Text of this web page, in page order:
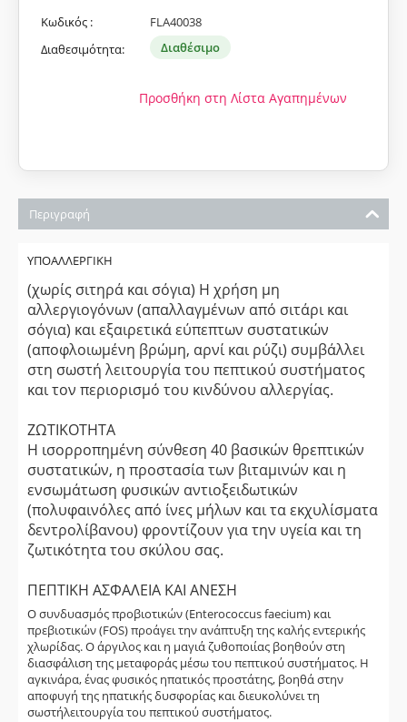
Κωδικός :
FLA40038
Διαθεσιμότητα:
Διαθέσιμο
Προσθήκη στη Λίστα Αγαπημένων
Περιγραφή
ΥΠΟΑΛΛΕΡΓΙΚΗ
(χωρίς σιτηρά και σόγια) Η χρήση μη
αλλεργιογόνων (απαλλαγμένων από σιτάρι και
σόγια) και εξαιρετικά εύπεπτων συστατικών
(αποφλοιωμένη βρώμη, αρνί και ρύζι) συμβάλλει
στη σωστή λειτουργία του πεπτικού συστήματος
και τον περιορισμό του κινδύνου αλλεργίας.
ΖΩΤΙΚΟΤΗΤΑ
Η ισορροπημένη σύνθεση 40 βασικών θρεπτικών
συστατικών, η προστασία των βιταμινών και η
ενσωμάτωση φυσικών αντιοξειδωτικών
(πολυφαινόλες από ίνες μήλων και τα εκχυλίσματα
δεντρολίβανου) φροντίζουν για την υγεία και τη
ζωτικότητα του σκύλου σας.
ΠΕΠΤΙΚΗ ΑΣΦΑΛΕΙΑ ΚΑΙ ΑΝΕΣΗ
Ο συνδυασμός προβιοτικών (Enterococcus faecium) και
πρεβιοτικών (FOS) προάγει την ανάπτυξη της καλής εντερικής
χλωρίδας. Ο άργιλος και η μαγιά ζυθοποιίας βοηθούν στη
διασφάλιση της μεταφοράς μέσω του πεπτικού συστήματος. Η
αγκινάρα, ένας φυσικός ηπατικός προστάτης, βοηθά στην
αποφυγή της ηπατικής δυσφορίας και διευκολύνει τη
σωστήλειτουργία του πεπτικού συστήματος.